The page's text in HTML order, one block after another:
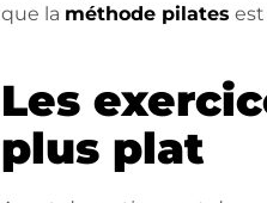
que la méthode pilates
Les
plus plat